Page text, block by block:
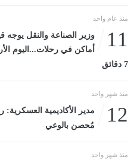
منذ عام واحد
11
وزير الصناعة والنقل يوجه
7 دقائق
منذ شهر واحد
12
مدير الأكاديمية العسكرية:
مُحصن بالوعي
منذ شهر واحد